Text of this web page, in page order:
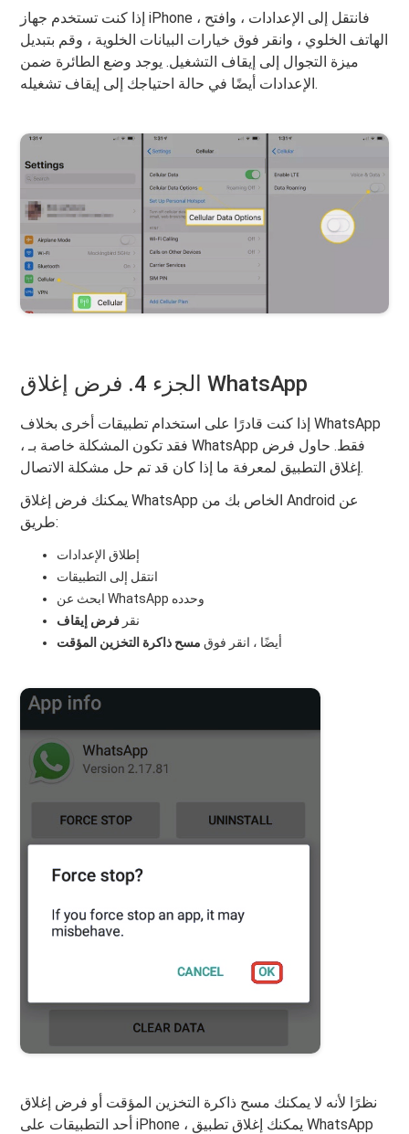
إذا كنت تستخدم جهاز iPhone ، فانتقل إلى الإعدادات ، وافتح
الهاتف الخلوي ، وانقر فوق خيارات البيانات الخلوية ، وقم بتبديل
ميزة التجوال إلى إيقاف التشغيل. يوجد وضع الطائرة ضمن
الإعدادات أيضًا في حالة احتياجك إلى إيقاف تشغيله.
الجزء 4. فرض إغلاق WhatsApp
إذا كنت قادرًا على استخدام تطبيقات أخرى بخلاف WhatsApp
، فقد تكون المشكلة خاصة بـ WhatsApp فقط. حاول فرض
إغلاق التطبيق لمعرفة ما إذا كان قد تم حل مشكلة الاتصال.
يمكنك فرض إغلاق WhatsApp الخاص بك من Android عن
طريق:
إطلاق الإعدادات
انتقل إلى التطبيقات
ابحث عن WhatsApp وحدده
نقر فرض إيقاف
أيضًا ، انقر فوق مسح ذاكرة التخزين المؤقت
نظرًا لأنه لا يمكنك مسح ذاكرة التخزين المؤقت أو فرض إغلاق
أحد التطبيقات على iPhone ، يمكنك إغلاق تطبيق WhatsApp